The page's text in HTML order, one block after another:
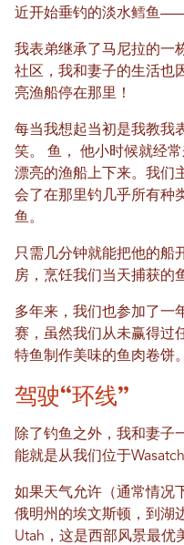
近开始垂钓的淡水鳕鱼
我表弟继承了马尼拉的一
社区，我和妻子的生活
亮渔船停在那里！
每当我想起当初是我教我
笑。 鱼，
他小时候就经
漂亮的渔船上下来。我们
会了在那里钓几乎所有种
鱼。
只需几分钟就能把他的船
房，烹饪我们当天捕获
多年来，我们也参加了一
赛，虽然我们从未赢得过
特鱼制作美味的鱼肉卷饼。
驾驶“环线”
除了钓鱼之外，我和妻子
能就是从我们位于
如果天气允许（通常情况
俄明州的埃文斯顿，到湖
Utah，这是西部风景最优